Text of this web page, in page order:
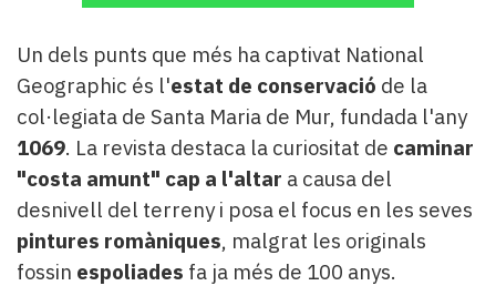
Un dels punts que més ha captivat National
Geographic és l'estat de conservació de la
col·legiata de Santa Maria de Mur, fundada l'any
1069. La revista destaca la curiositat de caminar
"costa amunt" cap a l'altar a causa del
desnivell del terreny i posa el focus en les seves
pintures romàniques, malgrat les originals
fossin espoliades fa ja més de 100 anys.